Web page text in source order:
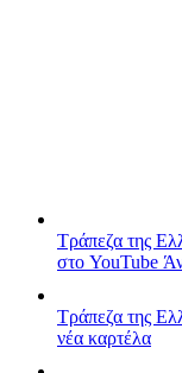
Τράπεζα της
στο YouTube
Τράπεζα της
νέα καρτέλα